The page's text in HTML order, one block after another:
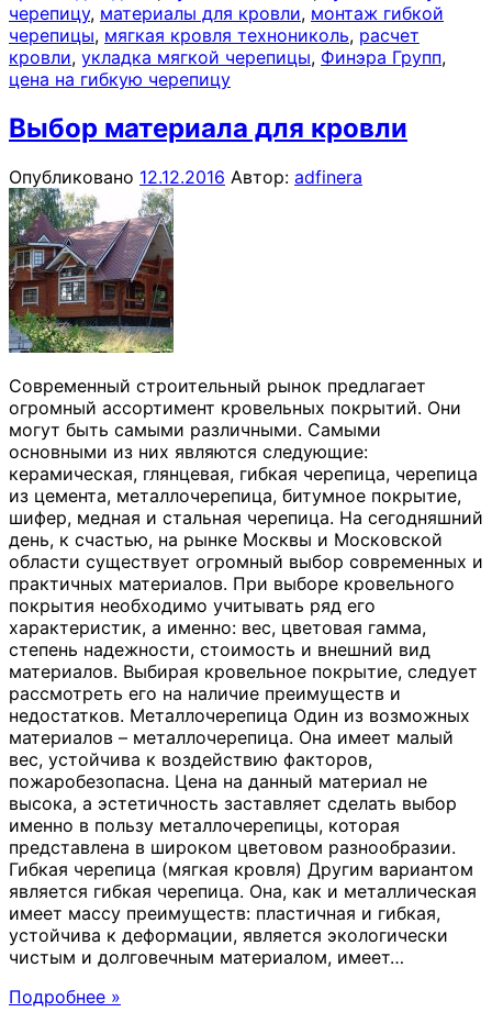
черепицу, материалы для кровли, монтаж гибкой
черепицы, мягкая кровля технониколь, расчет
кровли, укладка мягкой черепицы, Финэра Групп,
цена на гибкую черепицу
Выбор материала для кровли
Опубликовано 12.12.2016 Автор: adfinera
Современный строительный рынок предлагает
огромный ассортимент кровельных покрытий. Они
могут быть самыми различными. Самыми
основными из них являются следующие:
керамическая, глянцевая, гибкая черепица, черепица
из цемента, металлочерепица, битумное покрытие,
шифер, медная и стальная черепица. На сегодняшний
день, к счастью, на рынке Москвы и Московской
области существует огромный выбор современных и
практичных материалов. При выборе кровельного
покрытия необходимо учитывать ряд его
характеристик, а именно: вес, цветовая гамма,
степень надежности, стоимость и внешний вид
материалов. Выбирая кровельное покрытие, следует
рассмотреть его на наличие преимуществ и
недостатков. Металлочерепица Один из возможных
материалов – металлочерепица. Она имеет малый
вес, устойчива к воздействию факторов,
пожаробезопасна. Цена на данный материал не
высока, а эстетичность заставляет сделать выбор
именно в пользу металлочерепицы, которая
представлена в широком цветовом разнообразии.
Гибкая черепица (мягкая кровля) Другим вариантом
является гибкая черепица. Она, как и металлическая
имеет массу преимуществ: пластичная и гибкая,
устойчива к деформации, является экологически
чистым и долговечным материалом, имеет…
Подробнее »